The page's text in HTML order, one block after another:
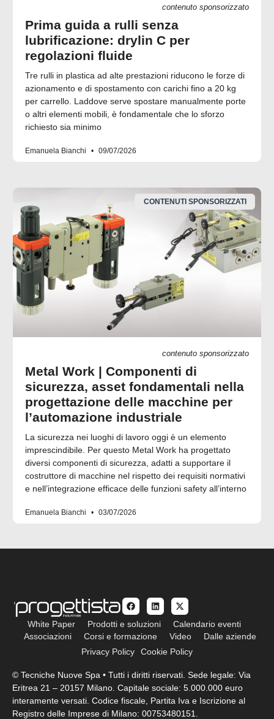
contenuto sponsorizzato
Prima guida a rulli senza
lubrificazione: drylin C per
regolazioni fluide
Tre rulli in plastica ad alte prestazioni riducono le forze di
azionamento e di spostamento con carichi fino a 20 kg
per carrello. Laddove serve spostare manualmente porte
o altri elementi mobili, è fondamentale che lo sforzo
richiesto sia minimo
Emanuela Bianchi 09/07/2026
CONTENUTI SPONSORIZZATI
contenuto sponsorizzato
Metal Work | Componenti di
sicurezza, asset fondamentali nella
progettazione delle macchine per
l’automazione industriale
La sicurezza nei luoghi di lavoro oggi è un elemento
imprescindibile. Per questo Metal Work ha progettato
diversi componenti di sicurezza, adatti a supportare il
costruttore di macchine nel rispetto dei requisiti normativi
e nell’integrazione efficace delle funzioni safety all’interno
Emanuela Bianchi 03/07/2026
White Paper Prodotti e soluzioni
Calendario eventi
Associazioni
Corsi e formazione Video
Dalle aziende
Privacy Policy
Cookie Policy
© Tecniche Nuove Spa • Tutti i diritti riservati. Sede legale: Via
Eritrea 21 – 20157 Milano. Capitale sociale: 5.000.000 euro
interamente versati. Codice fiscale, Partita Iva e Iscrizione al
Registro delle Imprese di Milano: 00753480151.